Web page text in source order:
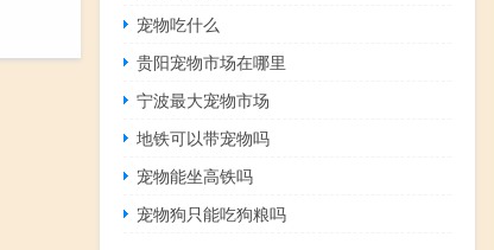
宠物吃什么
贵阳宠物市场在哪里
宁波最大宠物市场
地铁可以带宠物吗
宠物能坐高铁吗
宠物狗只能吃狗粮吗